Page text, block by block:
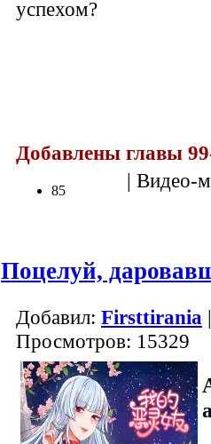
успехом?
Добавлены главы
85 | Видео-
Поцелуй,
Добавил: Firsttirania
Просмотров: 15329